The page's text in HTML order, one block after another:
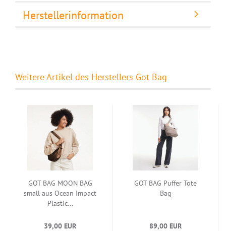
Herstellerinformation
Weitere Artikel des Herstellers Got Bag
GOT BAG MOON BAG
small aus Ocean Impact
Plastic...
39,00 EUR
GOT BAG Puffer Tote
Bag
89,00 EUR